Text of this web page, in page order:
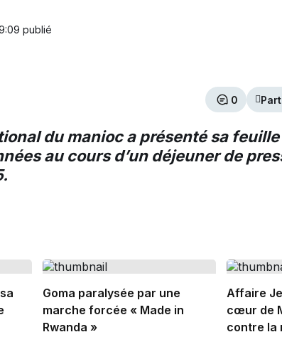
publié
0
du manioc a présenté sa
au cours d’un déjeuner de
Goma paralysée par une
marche forcée « Made in
Rwanda »
Affaire
cœur de
contre la